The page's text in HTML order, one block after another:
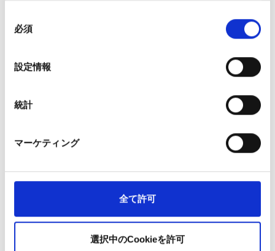
必須
設定情報
統計
マーケティング
全て許可
選択中のCookieを許可
カートリッジのニコチン濃度は、普段の紙巻きタバコの喫
に持って口に運ぶ」習慣がやめられない方におすす
め。
20 mg/ml：1日に10本以上喫煙する方におすすめ。
効果的かつ個別に対応した禁煙サポートが可能になりま
使い捨て電子タバコはどのくらい持続しますか？
Ezee Goは1本あたり約400回の吸引が可能で、これは紙巻